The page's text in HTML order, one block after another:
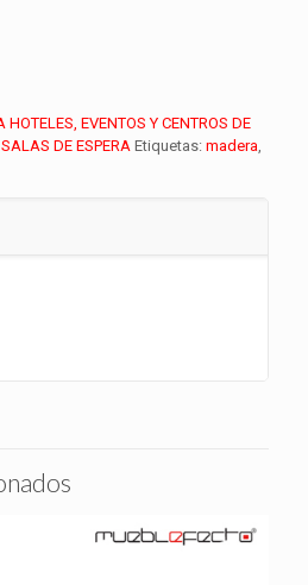
HOTELES, EVENTOS Y CENTROS DE
SALAS DE ESPERA Etiquetas: madera,